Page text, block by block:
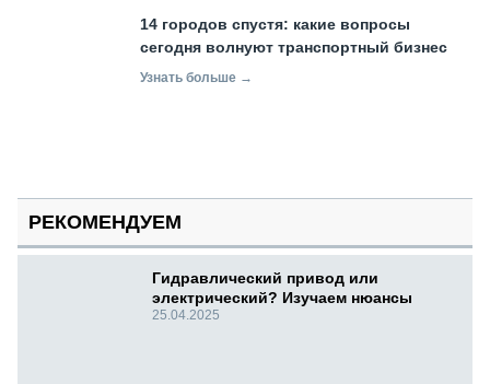
14 городов спустя: какие вопросы
сегодня волнуют транспортный бизнес
Узнать больше →
РЕКОМЕНДУЕМ
Гидравлический привод или
электрический? Изучаем нюансы
25.04.2025